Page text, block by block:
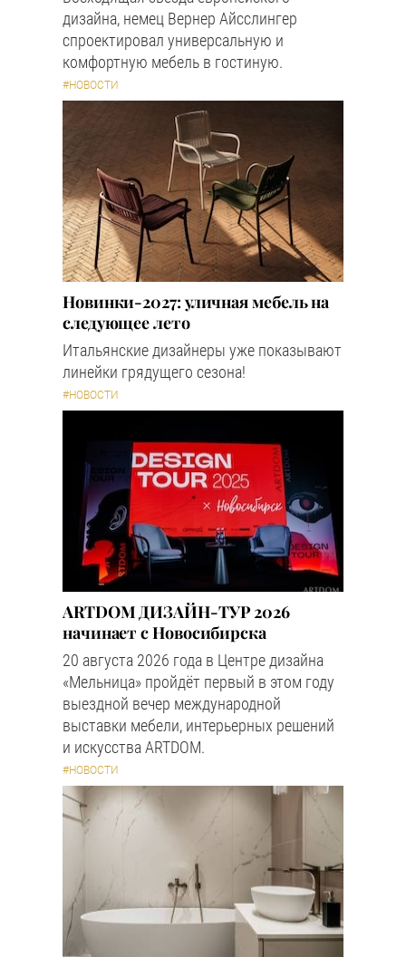
дизайна, немец Вернер Айсслингер
спроектировал универсальную и
комфортную мебель в гостиную.
#НОВОСТИ
Новинки-2027: уличная мебель на
следующее лето
Итальянские дизайнеры уже показывают
линейки грядущего сезона!
#НОВОСТИ
ARTDOM ДИЗАЙН-ТУР 2026
начинает с Новосибирска
20 августа 2026 года в Центре дизайна
«Мельница» пройдёт первый в этом году
выездной вечер международной
выставки мебели, интерьерных решений
и искусства ARTDOM.
#НОВОСТИ